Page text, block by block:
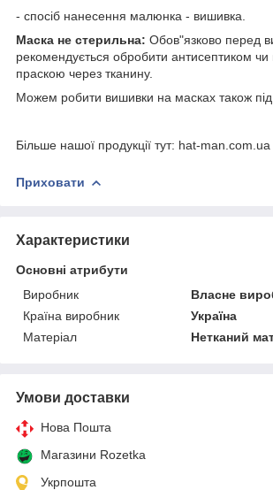
- спосіб нанесення малюнка - вишивка.
Маска не стерильна: Обов"язково перед
рекомендується обробити антисептиком чи
праскою через тканину.
Можем робити вишивки на масках також
Більше нашої продукції тут: hat-man.com.ua
Приховати
Характеристики
Основні атрибути
Виробник
Власне
Країна виробник
Україна
Матеріал
Нетканий
Умови доставки
Нова Пошта
Магазини Rozetka
Укрпошта